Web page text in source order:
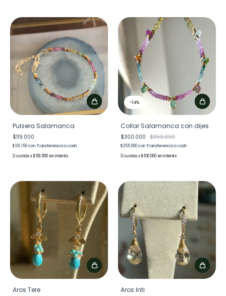
Pulsera Salamanca
$119.000
$101.150conTransferencia o cash
2
x$59.500sin interés
-14%
Collar Salamanca con dijes
$300.000 $350.000
$255.000conTransferencia o cash
3
x$100.000sin interés
Aros Tere Aros Inti